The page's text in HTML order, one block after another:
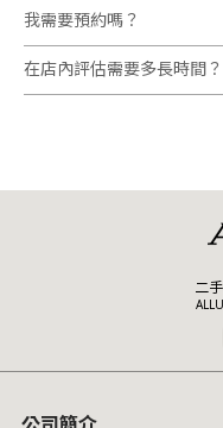
我需要預約嗎？
在店內評估需要多長時間？
二